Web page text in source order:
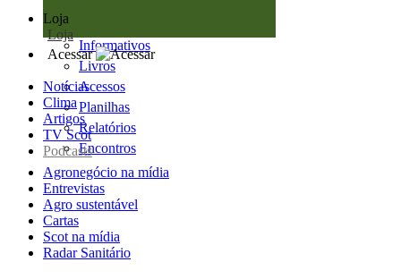
Loja
Loja
Informativos
Livros
Acessos
Planilhas
Relatórios
Encontros
Acessar
Notícias
Clima
Artigos
TV Scot
Podcasts
Agronegócio na mídia
Entrevistas
Agro sustentável
Cartas
Scot na mídia
Radar Sanitário